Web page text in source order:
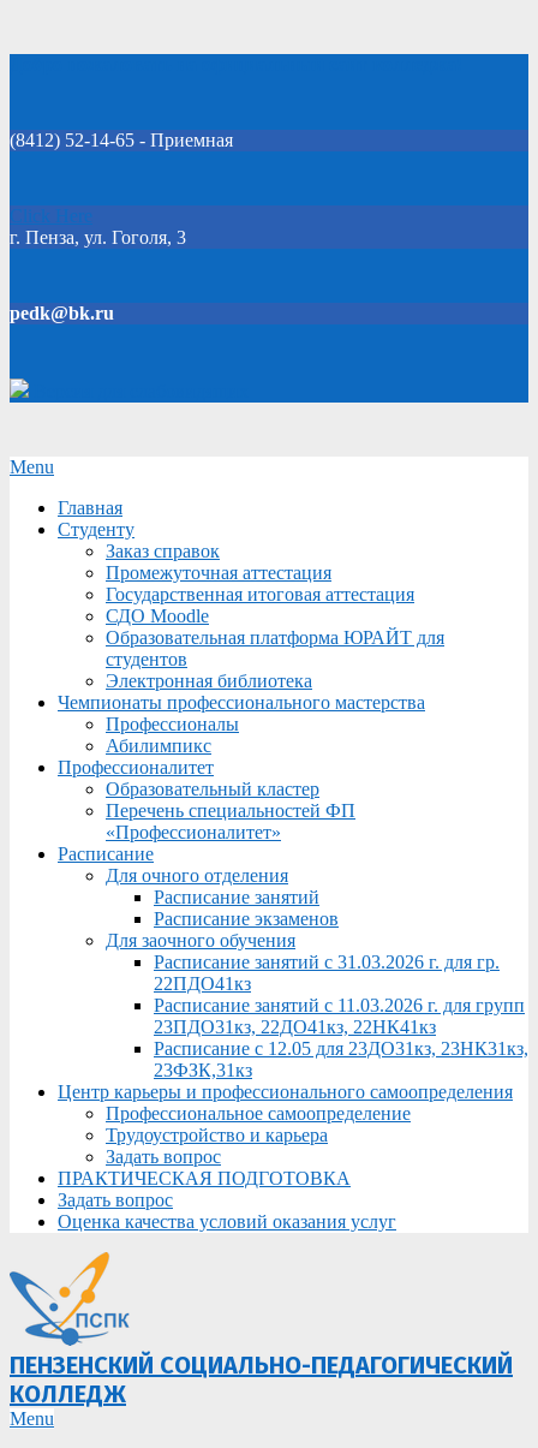
(8412) 52-14-65 - Приемная
Click Here
г. Пенза, ул. Гоголя, 3
pedk@bk.ru
Secondary
Menu
Menu
Главная
Студенту
Заказ справок
Промежуточная аттестация
Государственная итоговая аттестация
СДО Moodle
Образовательная платформа ЮРАЙТ для
студентов
Электронная библиотека
Чемпионаты профессионального мастерства
Профессионалы
Абилимпикс
Профессионалитет
Образовательный кластер
Перечень специальностей ФП
«Профессионалитет»
Расписание
Для очного отделения
Расписание занятий
Расписание экзаменов
Для заочного обучения
Расписание занятий с 31.03.2026 г. для гр.
22ПДО41кз
Расписание занятий с 11.03.2026 г. для групп
23ПДО31кз, 22ДО41кз, 22НК41кз
Расписание с 12.05 для 23ДО31кз, 23НК31кз,
23ФЗК,31кз
Центр карьеры и профессионального самоопределения
Профессиональное самоопределение
Трудоустройство и карьера
Задать вопрос
ПРАКТИЧЕСКАЯ ПОДГОТОВКА
Задать вопрос
Оценка качества условий оказания услуг
ПЕНЗЕНСКИЙ СОЦИАЛЬНО-ПЕДАГОГИЧЕСКИЙ
КОЛЛЕДЖ
Primary
Menu